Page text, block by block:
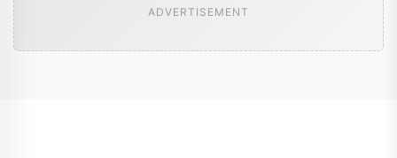
ADVERTISEMENT